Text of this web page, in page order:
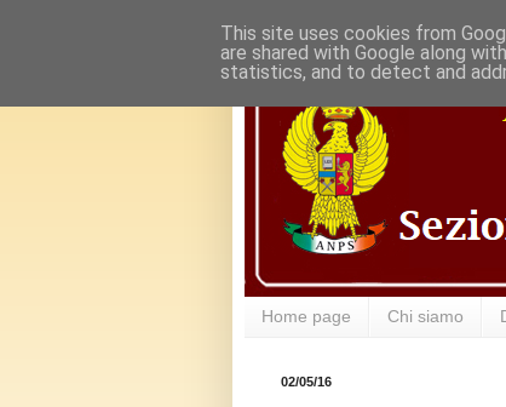
Home page Chi siamo
02/05/16
This site uses cookies from
are shared with Google along
statistics, and to detect and